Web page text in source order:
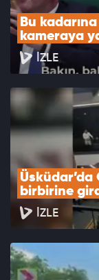
Bu
kameraya
İZLE
birbirine
İZLE